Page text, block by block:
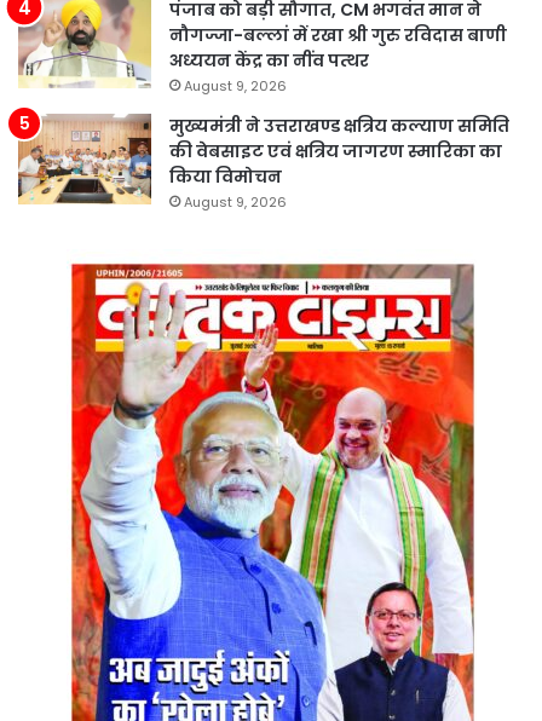
पंजाब को बड़ी सौगात, CM भगवंत मान ने
नौगज्जा-बल्लां में रखा श्री गुरु रविदास बाणी
अध्ययन केंद्र का नींव पत्थर
August 9, 2026
मुख्यमंत्री ने उत्तराखण्ड क्षत्रिय कल्याण समिति
की वेबसाइट एवं क्षत्रिय जागरण स्मारिका का
किया विमोचन
August 9, 2026